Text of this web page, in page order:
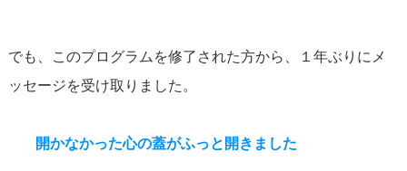
でも、このプログラムを修了された方から、１年ぶりにメ
ッセージを受け取りました。
開かなかった心の蓋がふっと開きました